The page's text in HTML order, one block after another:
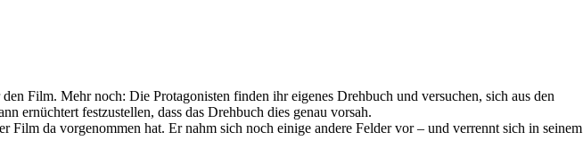
Film. Mehr noch: Die Protagonisten finden ihr eigenes Drehbuch und versuchen, sich aus den
ernüchtert festzustellen, dass das Drehbuch dies genau vorsah.
Film da vorgenommen hat. Er nahm sich noch einige andere Felder vor – und verrennt sich in seinem